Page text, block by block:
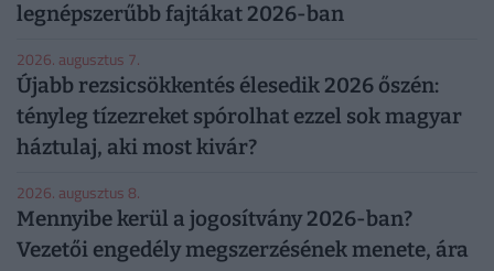
legnépszerűbb fajtákat 2026-ban
2026. augusztus 7.
Újabb rezsicsökkentés élesedik 2026 őszén:
tényleg tízezreket spórolhat ezzel sok magyar
háztulaj, aki most kivár?
2026. augusztus 8.
Mennyibe kerül a jogosítvány 2026-ban?
Vezetői engedély megszerzésének menete, ára